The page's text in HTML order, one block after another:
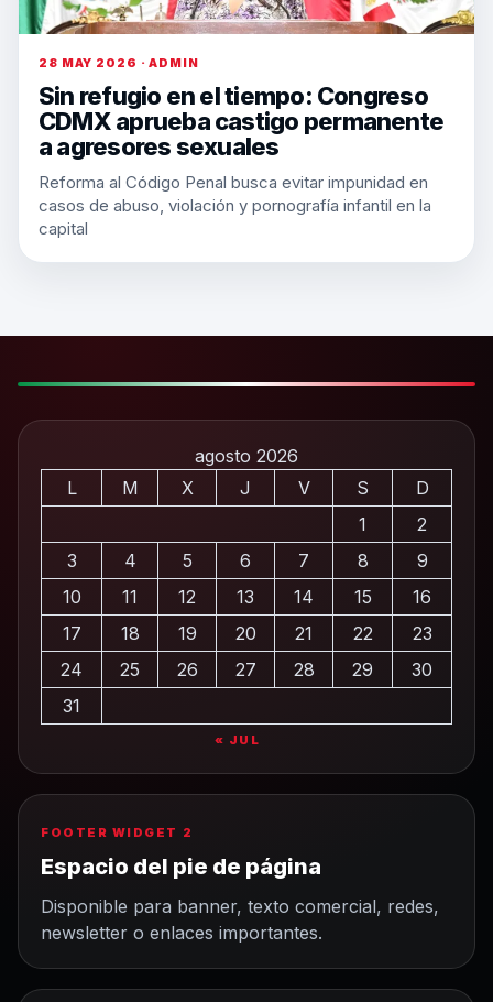
28 MAY 2026 · ADMIN
Sin refugio en el tiempo: Congreso
CDMX aprueba castigo permanente
a agresores sexuales
Reforma al Código Penal busca evitar impunidad en
casos de abuso, violación y pornografía infantil en la
capital
agosto 2026
L
M X J V S
D
1
2
3
4 5 6 7 8
9
10
11 12 13 14 15
16
17
18 19 20 21 22
23
24
25 26 27 28 29
30
31
« JUL
FOOTER WIDGET 2
Espacio del pie de página
Disponible para banner, texto comercial, redes,
newsletter o enlaces importantes.